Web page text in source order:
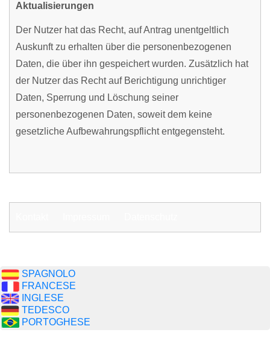
Aktualisierungen
Der Nutzer hat das Recht, auf Antrag unentgeltlich
Auskunft zu erhalten über die personenbezogenen
Daten, die über ihn gespeichert wurden. Zusätzlich hat
der Nutzer das Recht auf Berichtigung unrichtiger
Daten, Sperrung und Löschung seiner
personenbezogenen Daten, soweit dem keine
gesetzliche Aufbewahrungspflicht entgegensteht.
SPAGNOLO
FRANCESE
INGLESE
TEDESCO
PORTOGHESE